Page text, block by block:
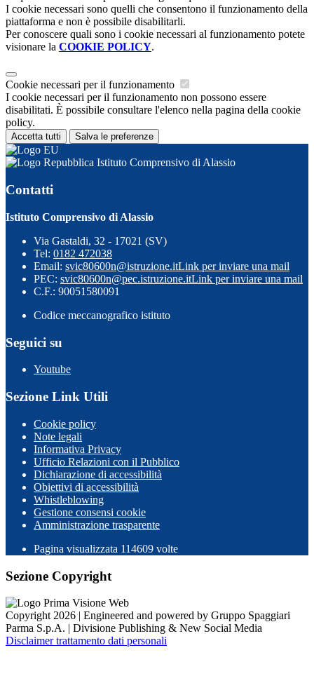
I cookie necessari sono quelli che consentono il funzionamento della
piattaforma e non è possibile disabilitarli.
Per conoscere quali sono i cookie necessari al funzionamento potete
visionare la COOKIE POLICY.
Cookie necessari per il funzionamento
I cookie necessari per il funzionamento non possono essere
disabilitati. È possibile consultare l'elenco nella pagina della cookie
policy.
Accetta tutti Salva le preferenze
Istituto Comprensivo di Alassio
Contatti
Istituto Comprensivo di Alassio
Via Gastaldi, 32 - 17021 (SV)
Tel: 0182 472038
Email: svic80600n@istruzione.itLink per inviare una mail
PEC: svic80600n@pec.istruzione.itLink per inviare una mail
C.F.: 90051580091
Codice meccanografico istituto
Seguici su
Youtube
Sezione Link Utili
Cookie policy
Note legali
Informativa Privacy
Ufficio Relazioni con il Pubblico
Dichiarazione di accessibilità
Obiettivi di accessibilità
Whistleblowing
Gestione consensi cookie
Amministrazione trasparente
Pagina visualizzata 114609 volte
Sezione Copyright
Copyright 2026 | Engineered and powered by Gruppo Spaggiari
Parma S.p.A. | Divisione Publishing & New Social Media
Disclaimer trattamento dati personali